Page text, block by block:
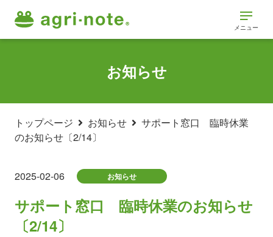
メニュー
お知らせ
トップページ お知らせ
サポート窓口 臨時休業
のお知らせ〔2/14〕
サポート窓口 臨時休業のお知らせ
〔2/14〕
2025-02-06 お知らせ